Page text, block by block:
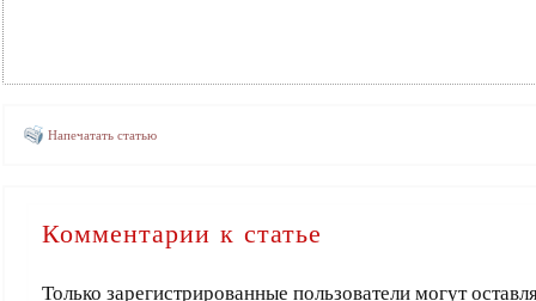
Напечатать статью
Комментарии к статье
Только зарегистрированные пользователи могут